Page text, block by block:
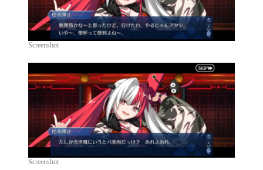
Screenshot
Screenshot